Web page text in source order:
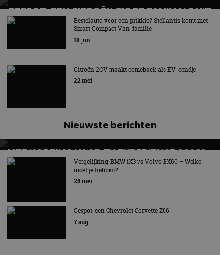
GESPOT: EEN CITROËN C15 RE FAMILIALE UIT
1995
Voorloper van de MPV + bonusspot
Bestelauto voor een prikkie? Stellantis komt met
Smart Compact Van-familie
18 jun
Citroën 2CV maakt comeback als EV-eendje
22 mei
Nieuwste berichten
MET KORTING NAAR EV EXPERIENCE 2026?
AUTORAI REGELT HET!
EV Experience 2026 van 24 tot 26 september
Vergelijking: BMW iX3 vs Volvo EX60 – Welke
moet je hebben?
28 mei
Gespot: een Chevrolet Corvette Z06
7 aug